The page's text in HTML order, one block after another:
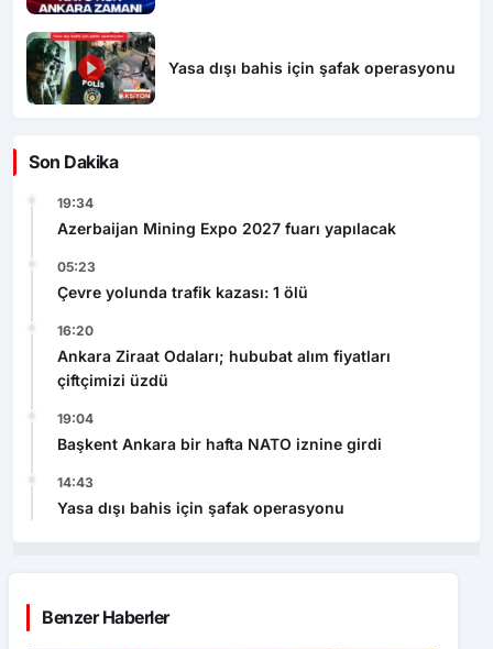
Yasa dışı bahis için şafak operasyonu
Son Dakika
19:34
Azerbaijan Mining Expo 2027 fuarı yapılacak
05:23
Çevre yolunda trafik kazası: 1 ölü
16:20
Ankara Ziraat Odaları; hububat alım fiyatları
çiftçimizi üzdü
19:04
Başkent Ankara bir hafta NATO iznine girdi
14:43
Yasa dışı bahis için şafak operasyonu
Benzer Haberler